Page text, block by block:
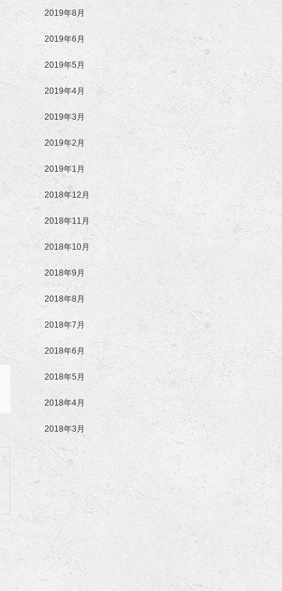
2019年8月
2019年6月
2019年5月
2019年4月
2019年3月
2019年2月
2019年1月
2018年12月
2018年11月
2018年10月
2018年9月
2018年8月
2018年7月
2018年6月
2018年5月
2018年4月
2018年3月